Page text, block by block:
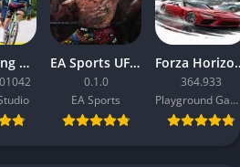
Pro Cycling Manager 26 EA Sports UFC 6
0.1.0
EA Sports
364.933
Playground Games